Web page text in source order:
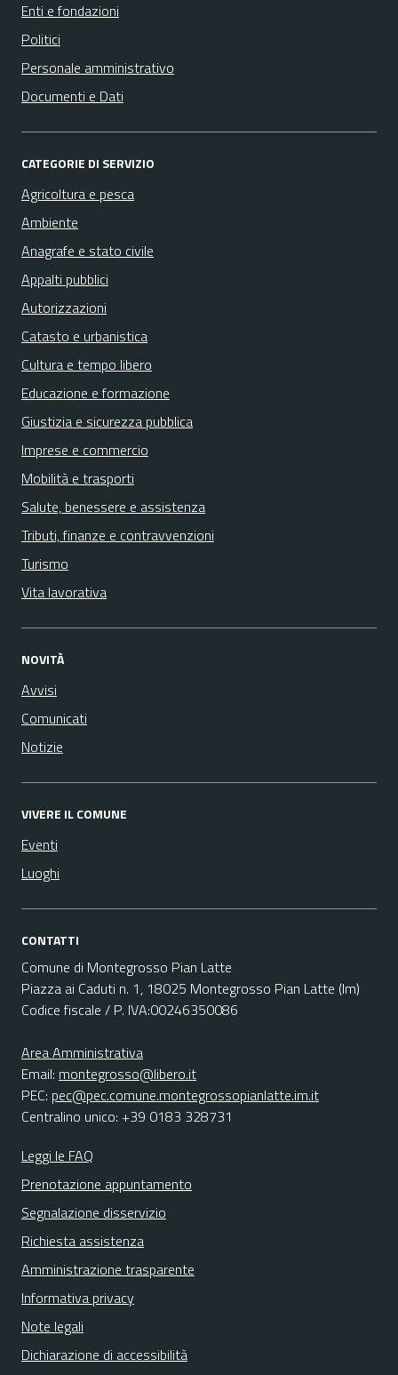
Enti e fondazioni
Politici
Personale amministrativo
Documenti e Dati
CATEGORIE DI SERVIZIO
Agricoltura e pesca
Ambiente
Anagrafe e stato civile
Appalti pubblici
Autorizzazioni
Catasto e urbanistica
Cultura e tempo libero
Educazione e formazione
Giustizia e sicurezza pubblica
Imprese e commercio
Mobilità e trasporti
Salute, benessere e assistenza
Tributi, finanze e contravvenzioni
Turismo
Vita lavorativa
NOVITÀ
Avvisi
Comunicati
Notizie
VIVERE IL COMUNE
Eventi
Luoghi
CONTATTI
Comune di Montegrosso Pian Latte
Piazza ai Caduti n. 1, 18025 Montegrosso Pian Latte (Im)
Codice fiscale / P. IVA:00246350086
Area Amministrativa
Email: montegrosso@libero.it
PEC: pec@pec.comune.montegrossopianlatte.im.it
Centralino unico: +39 0183 328731
Leggi le FAQ
Prenotazione appuntamento
Segnalazione disservizio
Richiesta assistenza
Amministrazione trasparente
Informativa privacy
Note legali
Dichiarazione di accessibilità